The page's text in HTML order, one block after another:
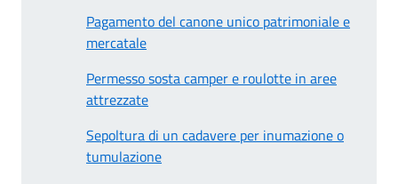
Pagamento del canone unico patrimoniale e
mercatale
Permesso sosta camper e roulotte in aree
attrezzate
Sepoltura di un cadavere per inumazione o
tumulazione